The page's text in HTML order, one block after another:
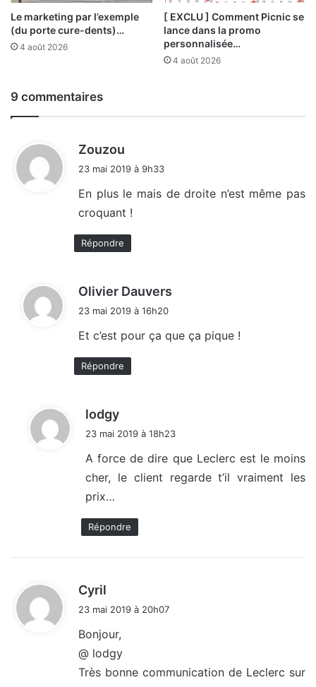
Le marketing par l’exemple
(du porte cure-dents)…
4 août 2026
[ EXCLU ] Comment Picnic se
lance dans la promo
personnalisée…
4 août 2026
9 commentaires
Zouzou
:
23 mai 2019 à 9h33
En plus le mais de droite n’est même pas
croquant !
Répondre
Olivier Dauvers
23 mai 2019 à 16h20
Et c’est pour ça que ça pique !
Répondre
lodgy
i
:
23 mai 2019 à 18h23
A force de dire que Leclerc est le moins
cher, le client regarde t’il vraiment les
prix…
Répondre
Cyril
:
23 mai 2019 à 20h07
Bonjour,
@ lodgy
Très bonne communication de Leclerc sur